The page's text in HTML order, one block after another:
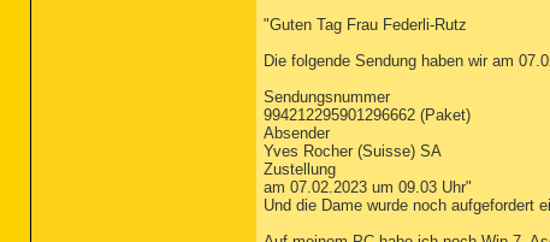
"Guten Tag Frau Federli-Rutz
Die folgende Sendung haben wir am
Sendungsnummer
994212295901296662 (Paket)
Absender
Yves Rocher (Suisse) SA
Zustellung
am 07.02.2023 um 09.03 Uhr"
Und die Dame wurde noch aufgefordert